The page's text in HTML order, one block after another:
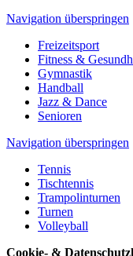
Navigation überspringen
Freizeitsport
Fitness &
Gymnastik
Handball
Jazz & Dance
Senioren
Navigation überspringen
Tennis
Tischtennis
Trampolinturnen
Turnen
Volleyball
Cookie- &